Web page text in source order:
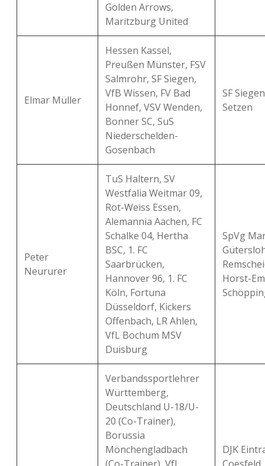
Golden Arrows,
Maritzburg United
Elmar Müller
Hessen Kassel,
Preußen Münster, FSV
Salmrohr, SF Siegen,
VfB Wissen, FV Bad
Honnef, VSV Wenden,
Bonner SC, SuS
Niederschelden-
Gosenbach
SF
Setzen
Peter
Neururer
TuS Haltern, SV
Westfalia Weitmar 09,
Rot-Weiss Essen,
Alemannia Aachen, FC
Schalke 04, Hertha
BSC, 1. FC
Saarbrücken,
Hannover 96, 1. FC
Köln, Fortuna
Düsseldorf, Kickers
Offenbach, LR Ahlen,
VfL Bochum MSV
Duisburg
SpVg
Horst-
Verbandssportlehrer
Württemberg,
Deutschland U-18/U-
20 (Co-Trainer),
Borussia
Mönchengladbach
DJK